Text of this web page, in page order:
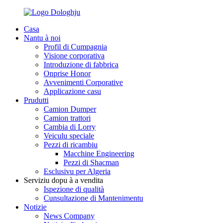
Casa
Nantu à noi
Profil di Cumpagnia
Visione corporativa
Introduzione di fabbrica
Onprise Honor
Avvenimenti Corporative
Applicazione casu
Prudutti
Camion Dumper
Camion trattori
Cambia di Lorry
Veiculu speciale
Pezzi di ricambiu
Macchine Engineering
Pezzi di Shacman
Esclusivu per Algeria
Serviziu dopu à a vendita
Ispezione di qualità
Cunsultazione di Mantenimentu
Notizie
News Company